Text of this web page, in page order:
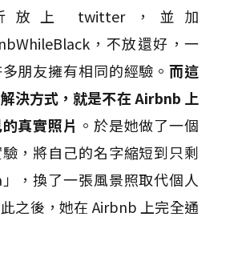
放上 twitter，並加
，不放還好，一
朋友擁有相同的經驗。而這
決方式，就是不在 Airbnb 上
真實照片 。於是她做了一個
，將自己的名字縮短到只剩
，換了一張風景照取代個人
之後，她在 Airbnb 上完全通